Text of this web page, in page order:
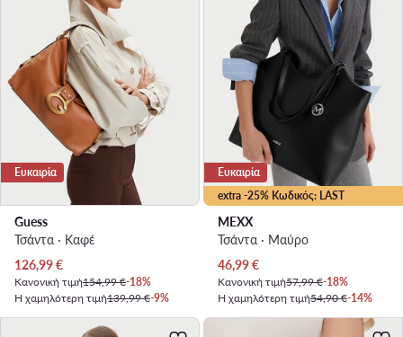
Ευκαιρία
Guess
Τσάντα · Καφέ
Τρέχουσα τιμή
126,99€
Κανονική τιμή154,99 €-18%
Η χαμηλότερη τιμή139,99 €-9%
extra -25% Κωδικός: LAST
Ευκαιρία
MEXX
Τσάντα · Μαύρο
Τρέχουσα τιμή
46,99€
Κανονική τιμή57,99 €-18%
Η χαμηλότερη τιμή54,90 €-14%